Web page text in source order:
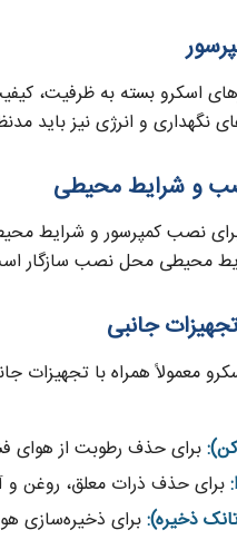
اسکرو بسته به ظرفیت،
نگهداری و انرژی نیز باید
نصب کمپرسور و شرایط
محیطی محل نصب سازگار
معمولاً همراه با تجهیزات
برای حذف رطوبت از هوای
برای حذف ذرات معلق، روغن و
ذخیره):برای ذخیره‌سازی